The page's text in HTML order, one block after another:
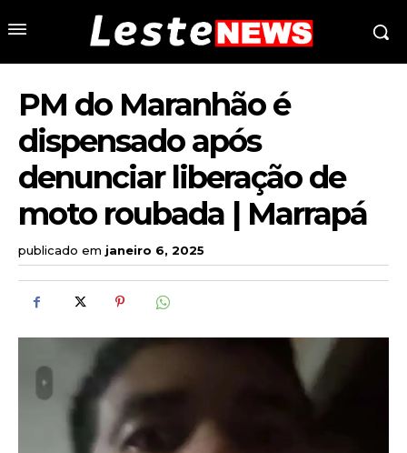
PM do Maranhão é
dispensado após
denunciar liberação de
moto roubada | Marrapá
publicado em janeiro 6, 2025